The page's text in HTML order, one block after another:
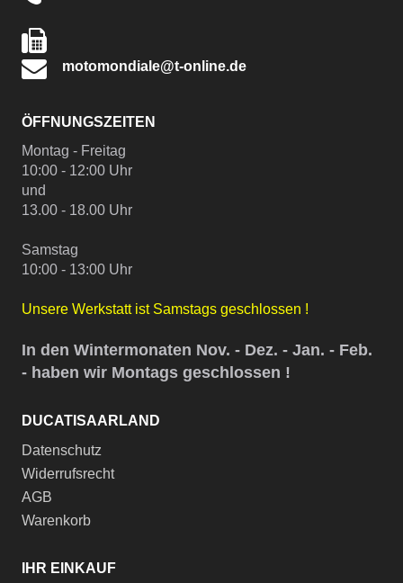
motomondiale@t-online.de
ÖFFNUNGSZEITEN
Montag - Freitag
10:00 - 12:00 Uhr
und
13.00 - 18.00 Uhr
Samstag
10:00 - 13:00 Uhr
Unsere Werkstatt ist Samstags geschlossen !
In den Wintermonaten Nov. - Dez. - Jan. - Feb.
- haben wir Montags geschlossen !
DUCATISAARLAND
Datenschutz
Widerrufsrecht
AGB
Warenkorb
IHR EINKAUF